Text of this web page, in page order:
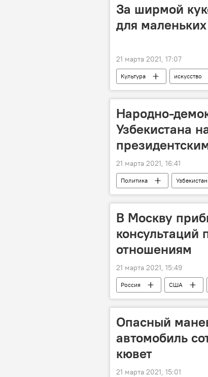
За ширмой
для
21 марта 2021, 17:07
Культура искусство
Народно-
Узбекистана
21 марта 2021, 16:41
Политика Узбекистан
В Москву
консультаций
отношениям
21 марта 2021, 15:49
Россия США
Опасный
автомобиль
кювет
21 марта 2021, 15:01